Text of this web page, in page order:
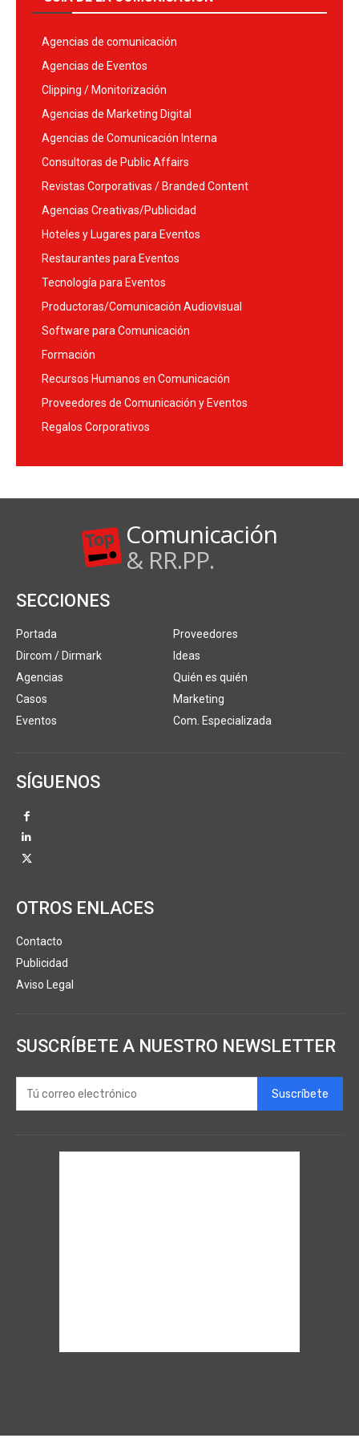
Agencias de comunicación
Agencias de Eventos
Clipping / Monitorización
Agencias de Marketing Digital
Agencias de Comunicación Interna
Consultoras de Public Affairs
Revistas Corporativas / Branded Content
Agencias Creativas/Publicidad
Hoteles y Lugares para Eventos
Restaurantes para Eventos
Tecnología para Eventos
Productoras/Comunicación Audiovisual
Software para Comunicación
Formación
Recursos Humanos en Comunicación
Proveedores de Comunicación y Eventos
Regalos Corporativos
Comunicación
& RR.PP.
SECCIONES
Portada
Dircom / Dirmark
Agencias
Casos
Eventos
Proveedores
Ideas
Quién es quién
Marketing
Com. Especializada
SÍGUENOS
OTROS ENLACES
Contacto
Publicidad
Aviso Legal
SUSCRÍBETE A NUESTRO NEWSLETTER
Suscríbete